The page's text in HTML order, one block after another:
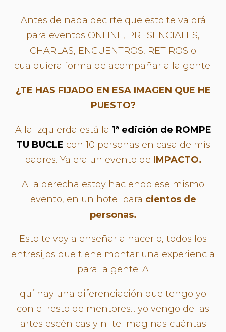
Antes de nada decirte que esto te valdrá
para eventos ONLINE, PRESENCIALES,
CHARLAS, ENCUENTROS, RETIROS o
cualquiera forma de acompañar a la gente.
¿TE HAS FIJADO EN ESA IMAGEN QUE HE
PUESTO?
A la izquierda está la 1ª edición de ROMPE
TU BUCLE con 10 personas en casa de mis
padres. Ya era un evento de IMPACTO.
A la derecha estoy haciendo ese mismo
evento, en un hotel para cientos de
personas.
Esto te voy a enseñar a hacerlo, todos los
entresijos que tiene montar una experiencia
para la gente. A
quí hay una diferenciación que tengo yo
con el resto de mentores... yo vengo de las
artes escénicas y ni te imaginas cuántas